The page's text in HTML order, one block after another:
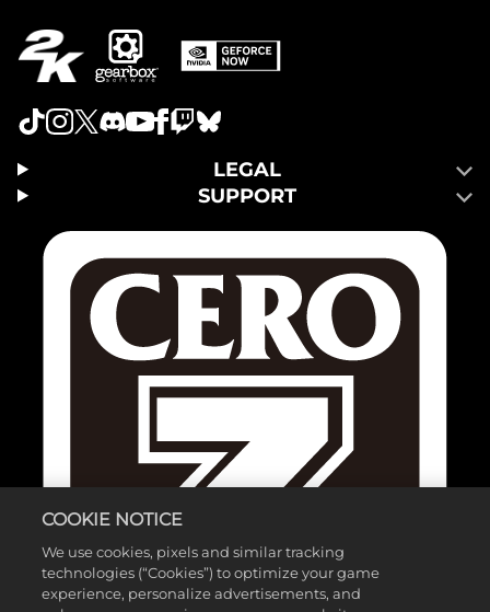
LEGAL
SUPPORT
COOKIE NOTICE
We use cookies, pixels and similar tracking
technologies (“Cookies”) to optimize your game
experience, personalize advertisements, and